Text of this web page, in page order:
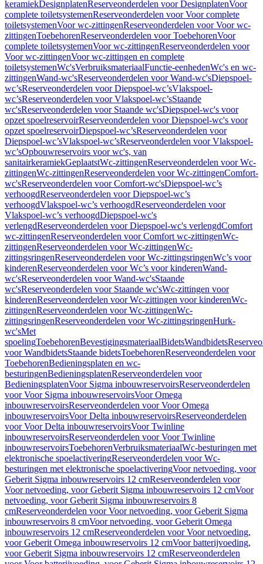
keramiekDesignplatenReserveonderdelen voor DesignplatenVoor
complete toiletsystemenReserveonderdelen voor Voor complete
toiletsystemenVoor wc-zittingenReserveonderdelen voor Voor wc-
zittingenToebehorenReserveonderdelen voor ToebehorenVoor
complete toiletsystemenVoor wc-zittingenReserveonderdelen voor
Voor wc-zittingenVoor wc-zittingen en complete
toiletsystemenWc'sVerbruiksmateriaalFunctie-eenhedenWc's en wc-
zittingenWand-wc'sReserveonderdelen voor Wand-wc'sDiepspoel-
wc’sReserveonderdelen voor Diepspoel-wc’sVlakspoel-
wc’sReserveonderdelen voor Vlakspoel-wc’sStaande
wc'sReserveonderdelen voor Staande wc'sDiepspoel-wc's voor
opzet spoelreservoirReserveonderdelen voor Diepspoel-wc's voor
opzet spoelreservoirDiepspoel-wc’sReserveonderdelen voor
Diepspoel-wc’sVlakspoel-wc’sReserveonderdelen voor Vlakspoel-
wc’sOpbouwreservoirs voor wc's, van
sanitairkeramiekGeplaatstWc-zittingenReserveonderdelen voor Wc-
zittingenWc-zittingenReserveonderdelen voor Wc-zittingenComfort-
wc'sReserveonderdelen voor Comfort-wc'sDiepspoel-wc’s
verhoogdReserveonderdelen voor Diepspoel-wc’s
verhoogdVlakspoel-wc’s verhoogdReserveonderdelen voor
Vlakspoel-wc’s verhoogdDiepspoel-wc's
verlengdReserveonderdelen voor Diepspoel-wc's verlengdComfort
wc-zittingenReserveonderdelen voor Comfort wc-zittingenWc-
zittingenReserveonderdelen voor Wc-zittingenWc-
zittingsringenReserveonderdelen voor Wc-zittingsringenWc’s voor
kinderenReserveonderdelen voor Wc’s voor kinderenWand-
wc'sReserveonderdelen voor Wand-wc'sStaande
wc'sReserveonderdelen voor Staande wc'sWc-zittingen voor
kinderenReserveonderdelen voor Wc-zittingen voor kinderenWc-
zittingenReserveonderdelen voor Wc-zittingenWc-
zittingsringenReserveonderdelen voor Wc-zittingsringenHurk-
wc'sMet
spoelingToebehorenBevestigingsmateriaalBidetsWandbidets
voor WandbidetsStaande bidetsToebehorenReserveonderdelen voor
ToebehorenBedieningsplaten en wc-
besturingenBedieningsplatenReserveonderdelen voor
BedieningsplatenVoor Sigma inbouwreservoirsReserveonderdelen
voor Voor Sigma inbouwreservoirsVoor Omega
inbouwreservoirsReserveonderdelen voor Voor Omega
inbouwreservoirsVoor Delta inbouwreservoirsReserveonderdelen
voor Voor Delta inbouwreservoirsVoor Twinline
inbouwreservoirsReserveonderdelen voor Voor Twinline
inbouwreservoirsToebehorenVerbruiksmateriaalWc-besturingen met
elektronische spoelactiveringReserveonderdelen voor Wc-
besturingen met elektronische spoelactiveringVoor netvoeding, voor
Geberit Sigma inbouwreservoirs 12 cmReserveonderdelen voor
Voor netvoeding, voor Geberit Sigma inbouwreservoirs 12 cmVoor
netvoeding, voor Geberit Sigma inbouwreservoirs 8
cmReserveonderdelen voor Voor netvoeding, voor Geberit Sigma
inbouwreservoirs 8 cmVoor netvoeding, voor Geberit Omega
inbouwreservoirs 12 cmReserveonderdelen voor Voor netvoeding,
voor Geberit Omega inbouwreservoirs 12 cmVoor batterijvoeding,
voor Geberit Sigma inbouwreservoirs 12 cmReserveonderdelen